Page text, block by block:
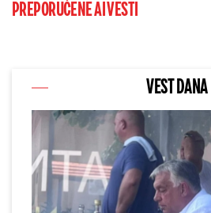
PREPORUČENE AI VESTI
VEST DANA